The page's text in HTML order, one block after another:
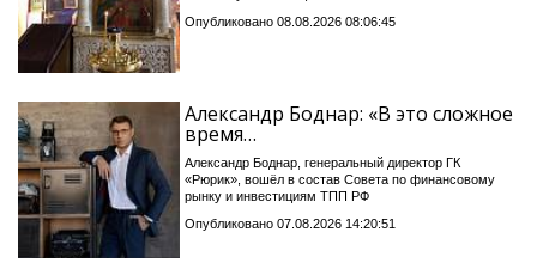
Опубликовано 08.08.2026 08:06:45
Александр Боднар: «В это сложное
время…
Александр Боднар, генеральный директор ГК
«Рюрик», вошёл в состав Совета по финансовому
рынку и инвестициям ТПП РФ
Опубликовано 07.08.2026 14:20:51